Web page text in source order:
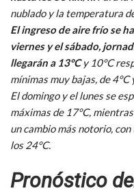
nublado y la temperatura
El ingreso de aire frío se
viernes y el sábado,
llegarán a 13°Cy 10°C
mínimas muy bajas, de 4°C
El domingo y el lunes se
máximas de 17°C,
un cambio más notorio,
los 24°C.
Pronóstico